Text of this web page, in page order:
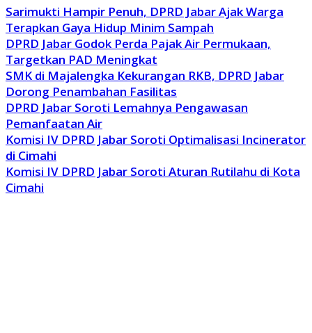
Sarimukti Hampir Penuh, DPRD Jabar Ajak Warga
Terapkan Gaya Hidup Minim Sampah
DPRD Jabar Godok Perda Pajak Air Permukaan,
Targetkan PAD Meningkat
SMK di Majalengka Kekurangan RKB, DPRD Jabar
Dorong Penambahan Fasilitas
DPRD Jabar Soroti Lemahnya Pengawasan
Pemanfaatan Air
Komisi IV DPRD Jabar Soroti Optimalisasi Incinerator
di Cimahi
Komisi IV DPRD Jabar Soroti Aturan Rutilahu di Kota
Cimahi